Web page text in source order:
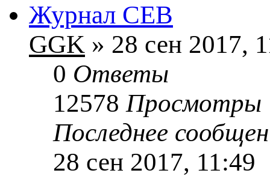
Журнал CEB
GGK » 28 сен 2017,
0 Ответы
12578Просмотры
Последнее
28 сен 2017, 11:49